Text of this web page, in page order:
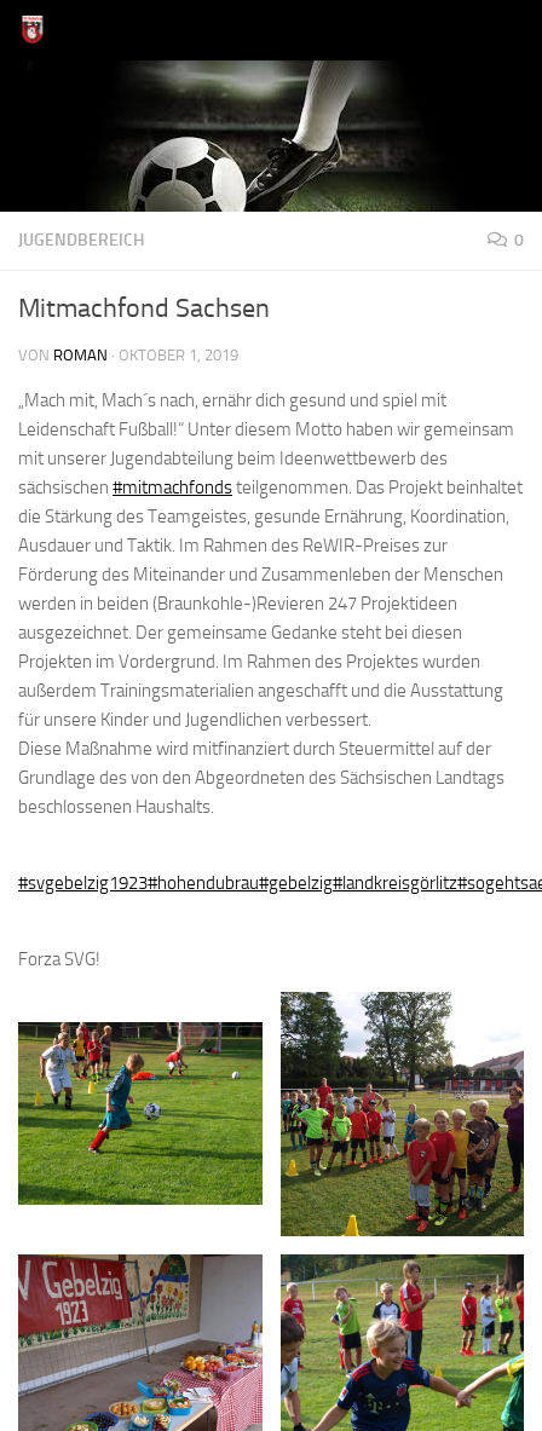
Zum Inhalt springen
JUGENDBEREICH 0
Mitmachfond Sachsen
VON ROMAN · OKTOBER 1, 2019
„Mach mit, Mach´s nach, ernähr dich gesund und spiel mit
Leidenschaft Fußball!“ Unter diesem Motto haben wir gemeinsam
mit unserer Jugendabteilung beim Ideenwettbewerb des
sächsischen #mitmachfondsteilgenommen. Das Projekt beinhaltet
die Stärkung des Teamgeistes, gesunde Ernährung, Koordination,
Ausdauer und Taktik. Im Rahmen des ReWIR-Preises zur
Förderung des Miteinander und Zusammenleben der Menschen
werden in beiden (Braunkohle-)Revieren 247 Projektideen
ausgezeichnet. Der gemeinsame Gedanke steht bei diesen
Projekten im Vordergrund. Im Rahmen des Projektes wurden
außerdem Trainingsmaterialien angeschafft und die Ausstattung
für unsere Kinder und Jugendlichen verbessert.
Diese Maßnahme wird mitfinanziert durch Steuermittel auf der
Grundlage des von den Abgeordneten des Sächsischen Landtags
beschlossenen Haushalts.
#svgebelzig1923#hohendubrau#gebelzig#landkreisgörlitz
Forza SVG!